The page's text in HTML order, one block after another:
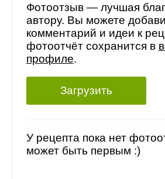
Фотоотзыв — лучшая
автору. Вы можете
комментарий и идеи к
фотоотчёт сохранится в
профиле.
Загрузить
У рецепта пока нет
может быть первым :)